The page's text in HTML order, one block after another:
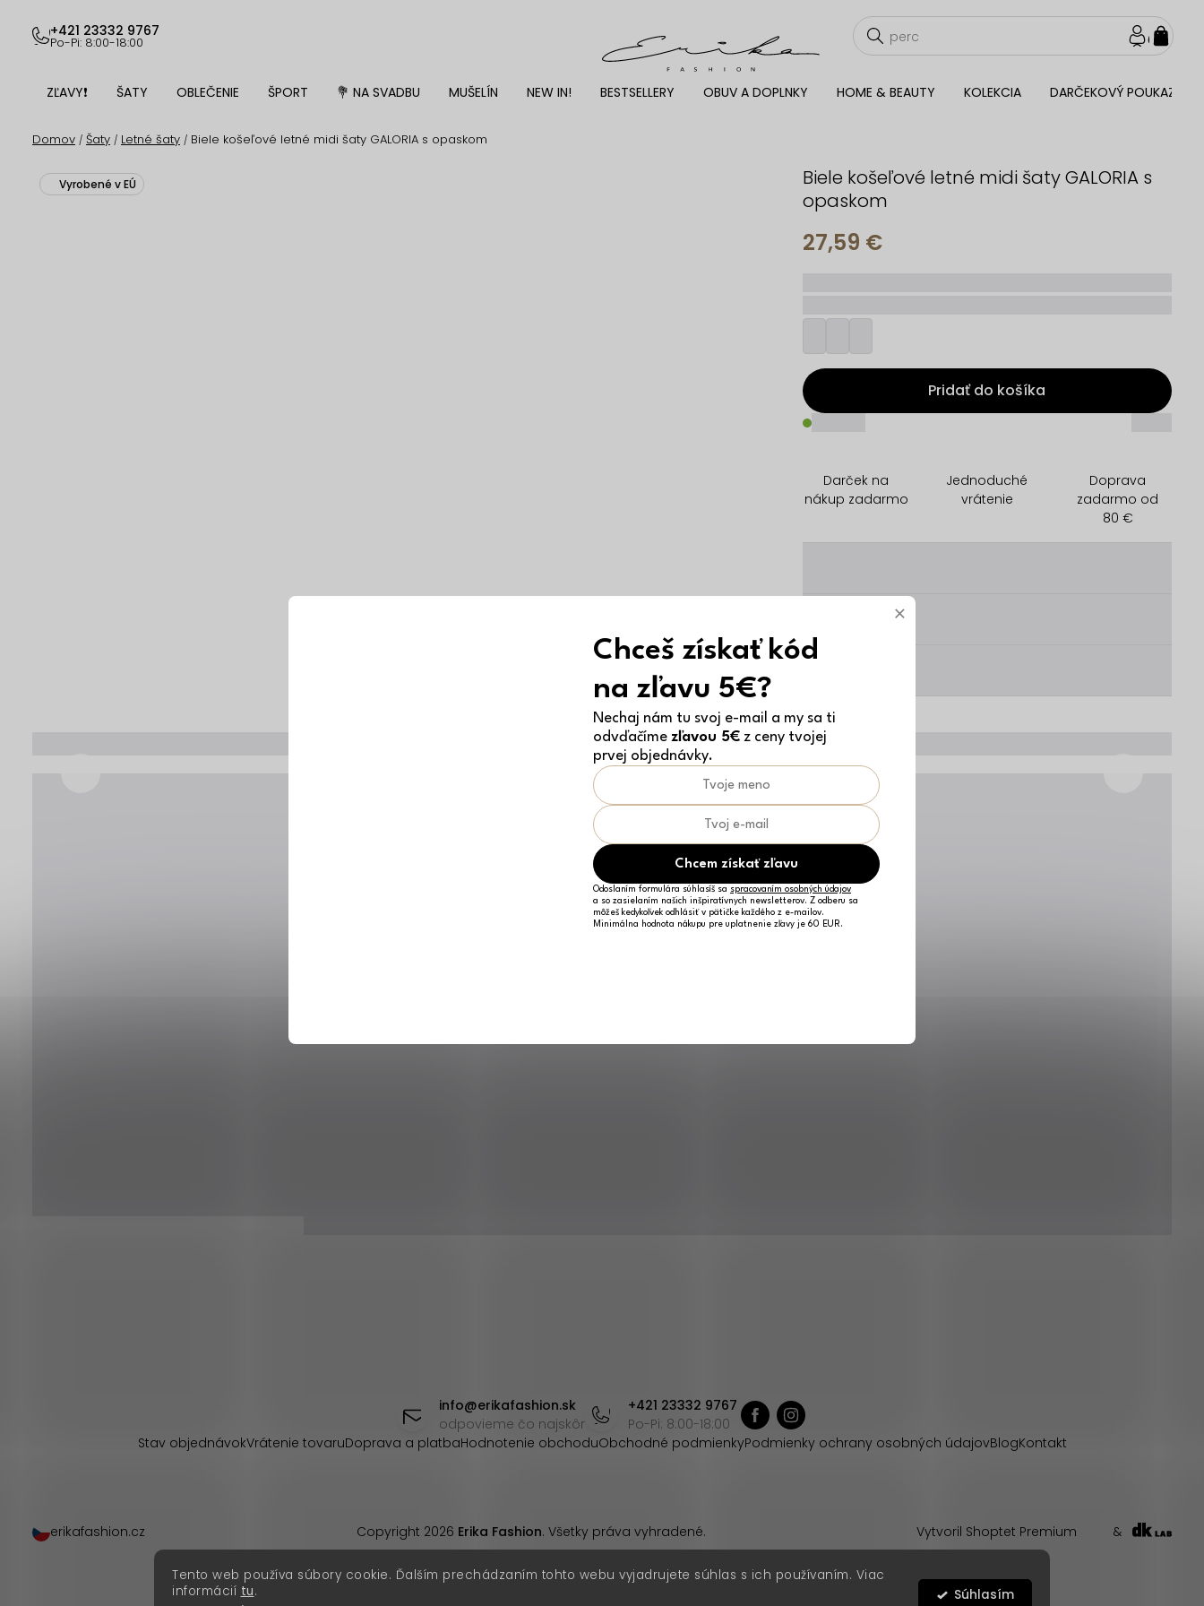
Tento web používa súbory cookie. Ďalším prechádzaním tohto webu vyjadrujete súhlas s ich používaním. Viac
informácií tu. Súhlasím
obsah
+421 23332 9767
Po-Pi: 8:00-18:00
ZĽAVY❗ ŠATY OBLEČENIE ŠPORT 💐 NA SVADBU MUŠELÍN NEW IN! BESTSELLERY OBUV A DOPLNKY HOME & BEAUTY KOLEKCIA DARČEKOVÝ POUKAZ
Domov / Šaty / Letné šaty / Biele košeľové letné midi šaty GALORIA s opaskom
Biele košeľové letné midi šaty GALORIA s
opaskom
Vyrobené v EÚ
27,59 €
Pridať do košíka
_____
Darček na
nákup zadarmo
Jednoduché
vrátenie
Doprava
zadarmo od
80 €
________
info@erikafashion.sk
odpovieme čo najskôr
+421 23332 9767
Po-Pi: 8:00-18:00
Stav objednávokVrátenie tovaruDoprava a platbaHodnotenie obchoduObchodné podmienkyPodmienky ochrany osobných údajovBlogKontakt
Vytvoril Shoptet Premium &
Copyright 2026 Erika Fashion. Všetky práva vyhradené.
erikafashion.cz
×
Chceš získať kód
na zľavu 5€?
Nechaj nám tu svoj e-mail a my sa ti
odvďačíme zľavou 5€ z ceny tvojej
prvej objednávky.
Chcem získať zľavu
Odoslaním formulára súhlasíš sa spracovaním osobných údajov
a so zasielaním našich inšpiratívnych newsletterov. Z odberu sa
môžeš kedykoľvek odhlásiť v pätičke každého z e-mailov.
Minimálna hodnota nákupu pre uplatnenie zľavy je 60 EUR.